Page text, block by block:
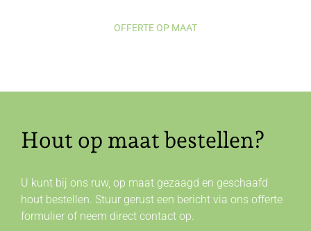
OFFERTE OP MAAT
Hout op maat bestellen?
U kunt bij ons ruw, op maat gezaagd en geschaafd
hout bestellen. Stuur gerust een bericht via ons offerte
formulier of neem direct contactop.